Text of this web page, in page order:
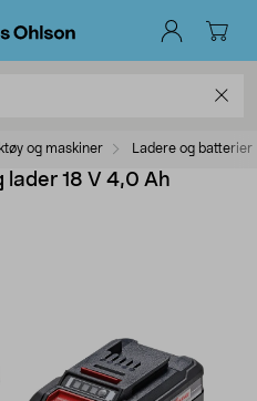
og maskiner Ladere og batterier
lader 18 V 4,0 Ah